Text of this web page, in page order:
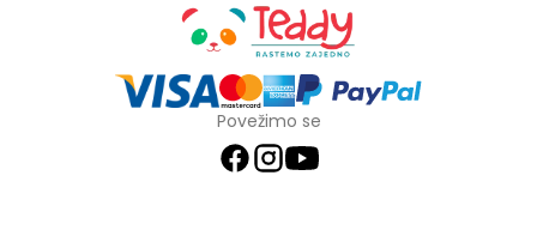
Povežimo se